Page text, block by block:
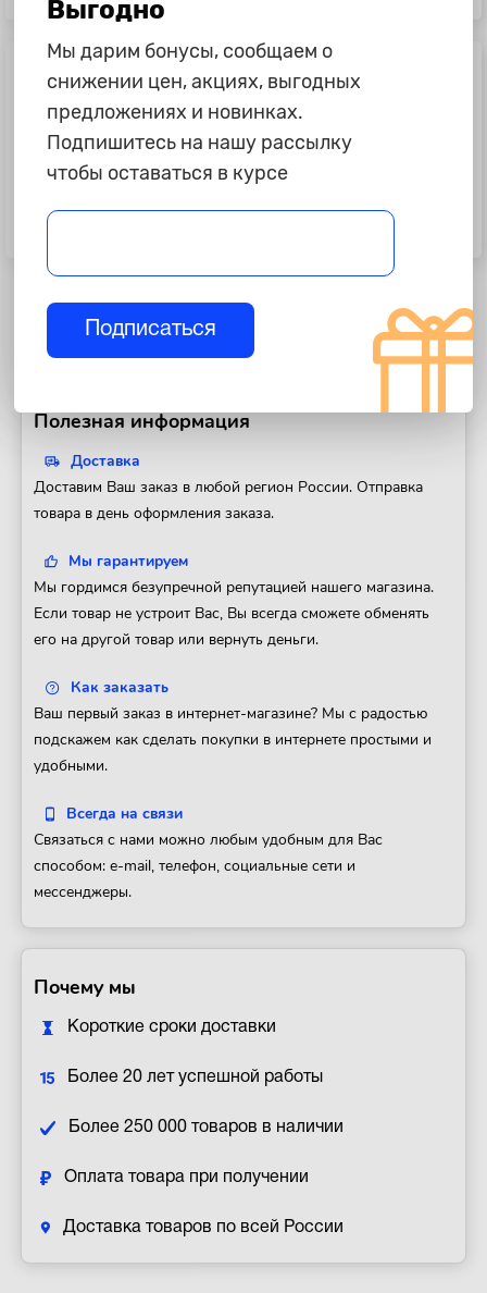
Автолампы W5W "Osram" COOL
Автолампа W5W "Philips", 12V,
Полезная информация
Доставка
Доставим Ваш заказ в любой регион России. Отправка
товара в день оформления заказа.
Мы гарантируем
Мы гордимся безупречной репутацией нашего магазина.
Если товар не устроит Вас, Вы всегда сможете обменять
его на другой товар или вернуть деньги.
Как заказать
Ваш первый заказ в интернет-магазине? Мы с радостью
подскажем как сделать покупки в интернете простыми и
удобными.
Всегда на связи
Связаться с нами можно любым удобным для Вас
способом: e-mail, телефон, социальные сети и
мессенджеры.
Почему мы
Короткие сроки доставки
Более 20 лет успешной работы
Более 250 000 товаров в наличии
Оплата товара при получении
Доставка товаров по всей России
Выгодно
Мы дарим бонусы, сообщаем о
снижении цен, акциях, выгодных
предложениях и новинках.
Подпишитесь на нашу рассылку
чтобы оставаться в курсе
Подписаться